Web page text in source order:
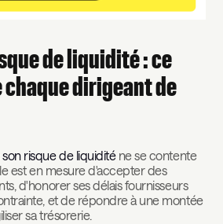
de liquidité : ce
dirigeant de
son risque de liquiditéne se contente
est en mesure d'accepter des
d'honorer ses délais fournisseurs
et de répondre à une montée
sa trésorerie.